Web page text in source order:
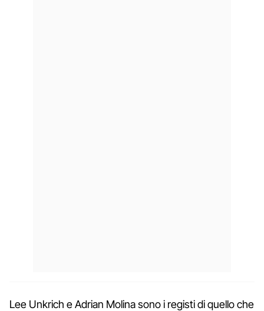
Lee Unkrich e Adrian Molina sono i registi di quello che